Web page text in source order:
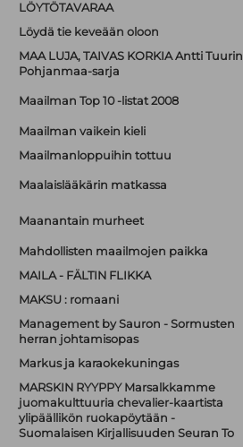
LÖYTÖTAVARAA
Löydä tie keveään oloon
MAA LUJA, TAIVAS KORKIA Antti Tuurin
Pohjanmaa-sarja
Maailman Top 10 -listat 2008
Maailman vaikein kieli
Maailmanloppuihin tottuu
Maalaislääkärin matkassa
Maanantain murheet
Mahdollisten maailmojen paikka
MAILA - FÄLTIN FLIKKA
MAKSU : romaani
Management by Sauron - Sormusten
herran johtamisopas
Markus ja karaokekuningas
MARSKIN RYYPPY Marsalkkamme
juomakulttuuria chevalier-kaartista
ylipäällikön ruokapöytään -
Suomalaisen Kirjallisuuden Seuran To